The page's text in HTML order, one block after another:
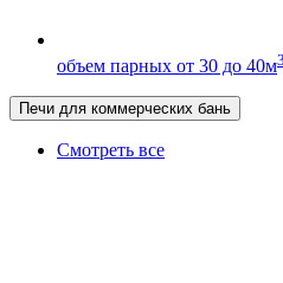
объем парных от 30 до 40м3
Печи для коммерческих бань
Смотреть все